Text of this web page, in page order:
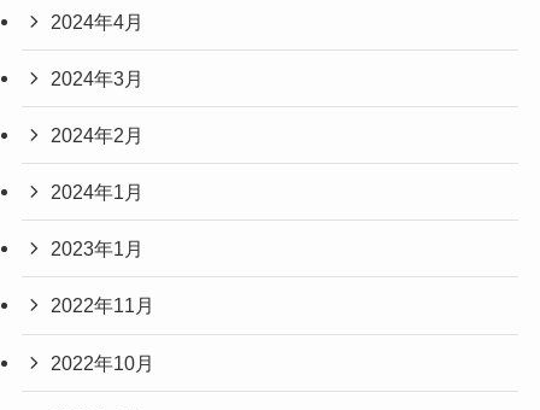
2024年4月
2024年3月
2024年2月
2024年1月
2023年1月
2022年11月
2022年10月